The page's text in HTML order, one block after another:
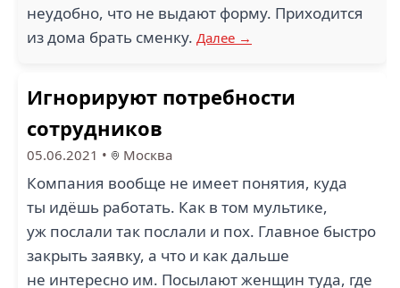
неудобно, что не выдают форму. Приходится
из дома брать сменку. Далее →
Игнорируют потребности
сотрудников
05.06.2021 • Москва
Компания вообще не имеет понятия, куда
ты идёшь работать. Как в том мультике,
уж послали так послали и пох. Главное быстро
закрыть заявку, а что и как дальше
не интересно им. Посылают женщин туда, где